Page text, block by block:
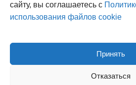
сайту, вы соглашаетесь с
использования файлов cookie
Принять
Отказаться
О НАС
поделиться опытом и